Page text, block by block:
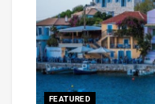
FEATURED